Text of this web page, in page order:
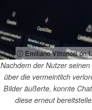
ⓘ Emiliano Vittoriosi on
Nachdem der Nutzer
über die vermeintlich
Bilder äußerte, konnte
diese erneut